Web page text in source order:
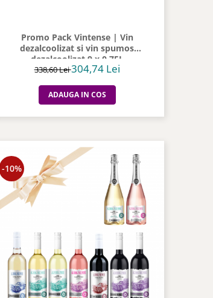
Promo Pack Vintense | Vin
dezalcoolizat si vin spumos
dezalcoolizat 9 x 0.75L
338,60 Lei304,74 Lei
ADAUGA IN COS
-10%